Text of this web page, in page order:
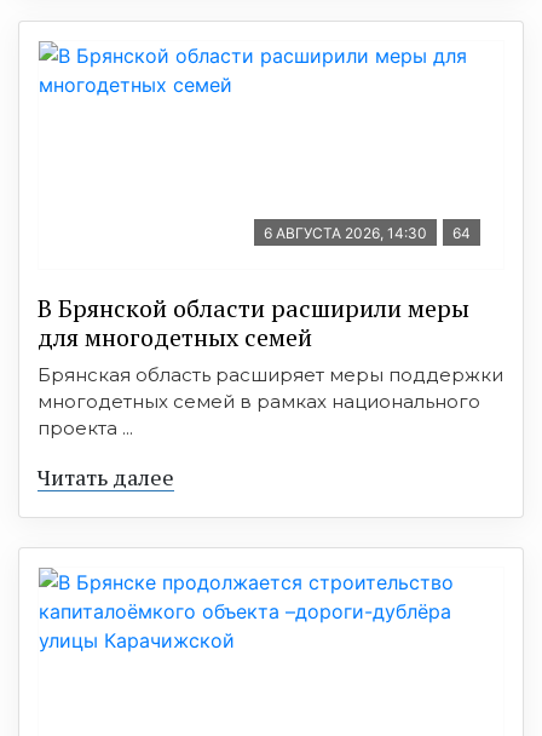
6 АВГУСТА 2026, 14:30 64
В Брянской области расширили меры
для многодетных семей
Брянская область расширяет меры поддержки
многодетных семей в рамках национального
проекта ...
Читать далее